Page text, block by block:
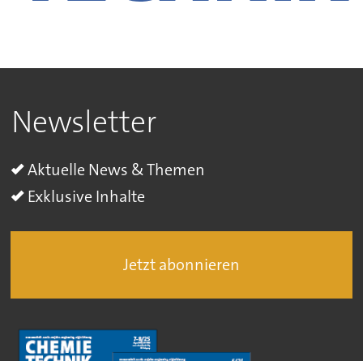
Newsletter
Aktuelle News & Themen
Exklusive Inhalte
Jetzt abonnieren